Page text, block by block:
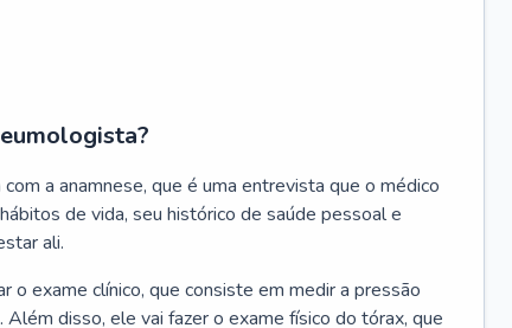
a anamnese, que é uma entrevista que o médico
de vida, seu histórico de saúde pessoal e
ali.
o exame clínico, que consiste em medir a pressão
disso, ele vai fazer o exame físico do tórax, que